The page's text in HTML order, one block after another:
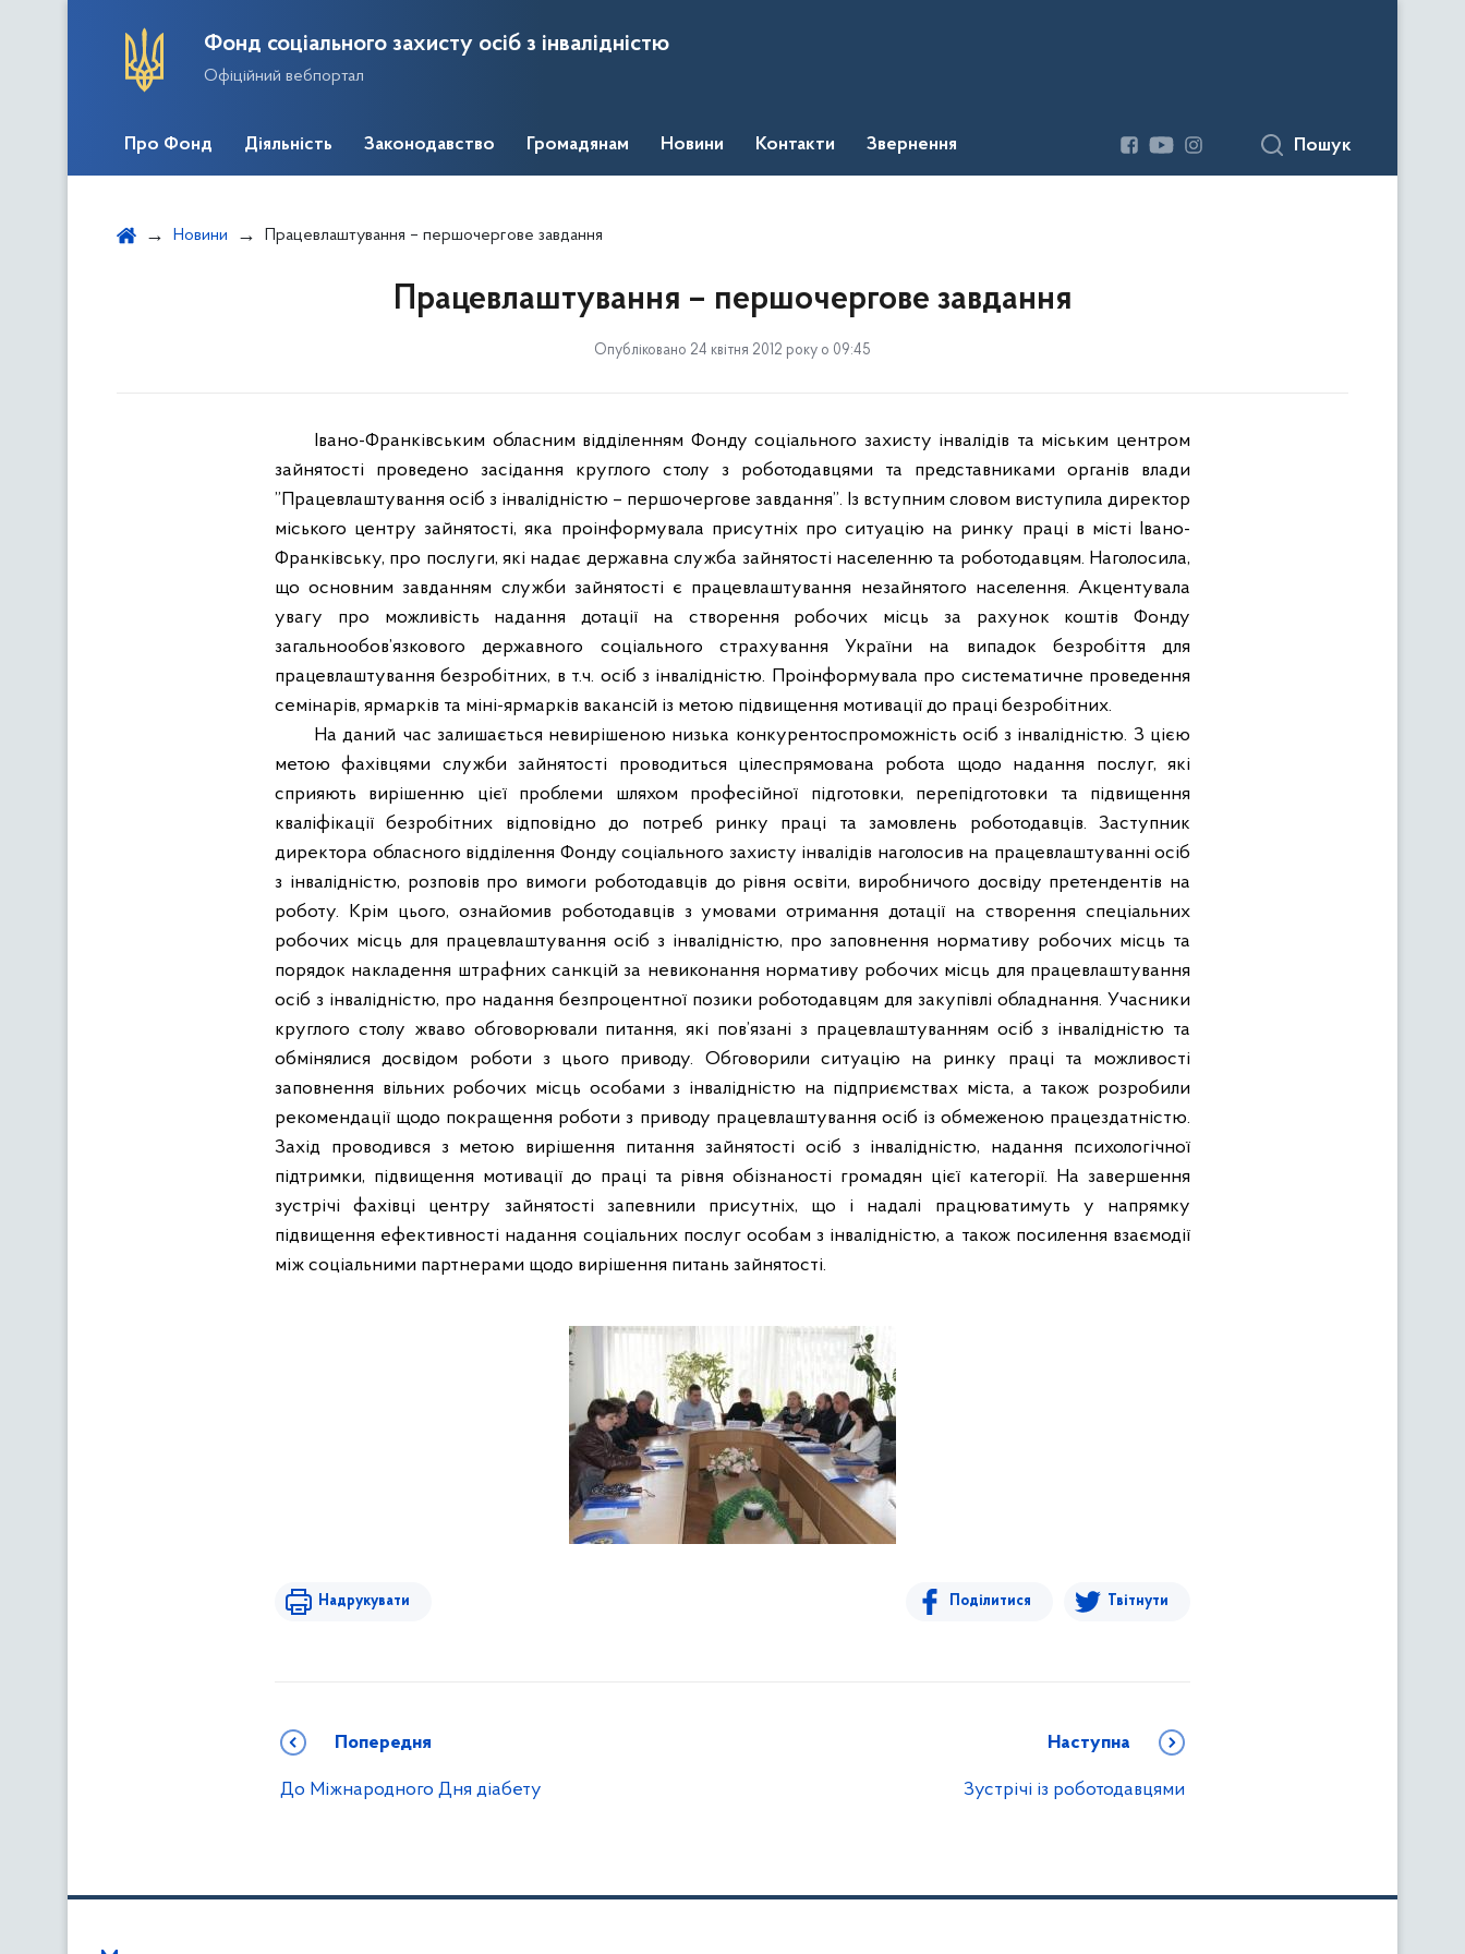
Фонд соціального захисту осіб з інвалідністю
Офіційний вебпортал
Про Фонд Діяльність Законодавство Громадянам Новини Контакти Звернення Пошук
Новини Працевлаштування – першочергове завдання
Працевлаштування – першочергове завдання
Опубліковано 24 квітня 2012 року о 09:45
Івано-Франківським обласним відділенням Фонду соціального захисту інвалідів та міським центром
зайнятості проведено засідання круглого столу з роботодавцями та представниками органів влади
”Працевлаштування осіб з інвалідністю – першочергове завдання”. Із вступним словом виступила директор
міського центру зайнятості, яка проінформувала присутніх про ситуацію на ринку праці в місті Івано-
Франківську, про послуги, які надає державна служба зайнятості населенню та роботодавцям. Наголосила,
що основним завданням служби зайнятості є працевлаштування незайнятого населення. Акцентувала
увагу про можливість надання дотації на створення робочих місць за рахунок коштів Фонду
загальнообов’язкового державного соціального страхування України на випадок безробіття для
працевлаштування безробітних, в т.ч. осіб з інвалідністю. Проінформувала про систематичне проведення
семінарів, ярмарків та міні-ярмарків вакансій із метою підвищення мотивації до праці безробітних.
На даний час залишається невирішеною низька конкурентоспроможність осіб з інвалідністю. З цією
метою фахівцями служби зайнятості проводиться цілеспрямована робота щодо надання послуг, які
сприяють вирішенню цієї проблеми шляхом професійної підготовки, перепідготовки та підвищення
кваліфікації безробітних відповідно до потреб ринку праці та замовлень роботодавців. Заступник
директора обласного відділення Фонду соціального захисту інвалідів наголосив на працевлаштуванні осіб
з інвалідністю, розповів про вимоги роботодавців до рівня освіти, виробничого досвіду претендентів на
роботу. Крім цього, ознайомив роботодавців з умовами отримання дотації на створення спеціальних
робочих місць для працевлаштування осіб з інвалідністю, про заповнення нормативу робочих місць та
порядок накладення штрафних санкцій за невиконання нормативу робочих місць для працевлаштування
осіб з інвалідністю, про надання безпроцентної позики роботодавцям для закупівлі обладнання. Учасники
круглого столу жваво обговорювали питання, які пов’язані з працевлаштуванням осіб з інвалідністю та
обмінялися досвідом роботи з цього приводу. Обговорили ситуацію на ринку праці та можливості
заповнення вільних робочих місць особами з інвалідністю на підприємствах міста, а також розробили
рекомендації щодо покращення роботи з приводу працевлаштування осіб із обмеженою працездатністю.
Захід проводився з метою вирішення питання зайнятості осіб з інвалідністю, надання психологічної
підтримки, підвищення мотивації до праці та рівня обізнаності громадян цієї категорії. На завершення
зустрічі фахівці центру зайнятості запевнили присутніх, що і надалі працюватимуть у напрямку
підвищення ефективності надання соціальних послуг особам з інвалідністю, а також посилення взаємодії
між соціальними партнерами щодо вирішення питань зайнятості.
Надрукувати Поділитися Твітнути
Попередня
До Міжнародного Дня діабету
Наступна
Зустрічі із роботодавцями